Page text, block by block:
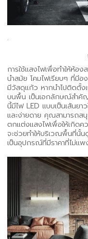
.
การใช้แสงไฟเพื่อทำให้ห้อง
นำสมัย โคมไฟเรียบๆ ที่มีอ
มีวัสดุแก้ว หากนำไปติดตั้ง
บนพื้น เป็นเอกลักษณ์สำคั
นี้มีไฟ LED แบบเป็นเส้นย
และง่ายดาย คุณสามารถส
ตกแต่งแสงไฟเพื่อให้เกิด
จะช่วยทำให้บริเวณพื้นที่นั้
เป็นอุปกรณ์ที่มีราคาที่ไม่แพ